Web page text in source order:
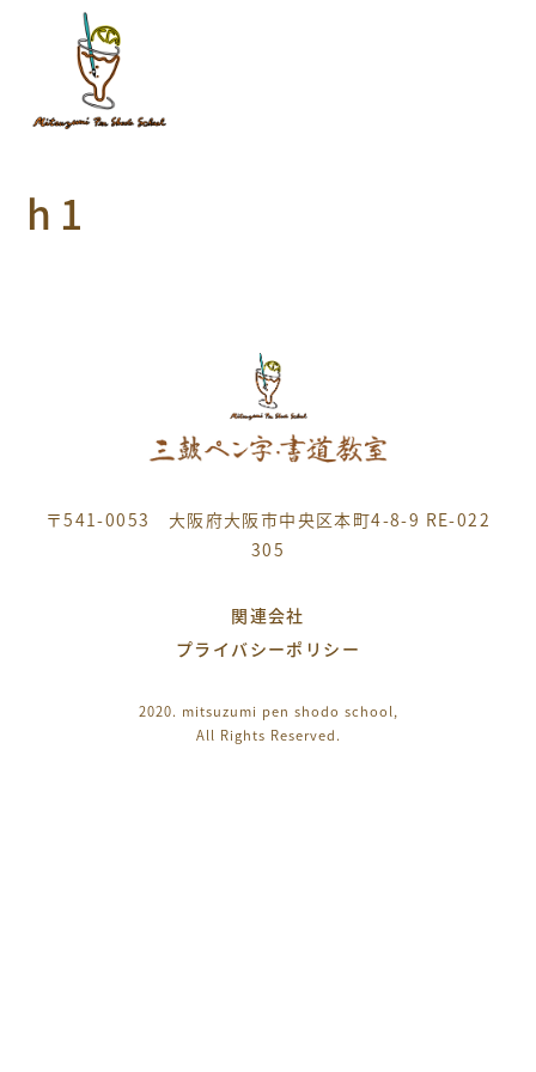
h1
〒541-0053 大阪府大阪市中央区本町4-8-9 RE-022
305
関連会社
プライバシーポリシー
2020. mitsuzumi pen shodo school,
All Rights Reserved.